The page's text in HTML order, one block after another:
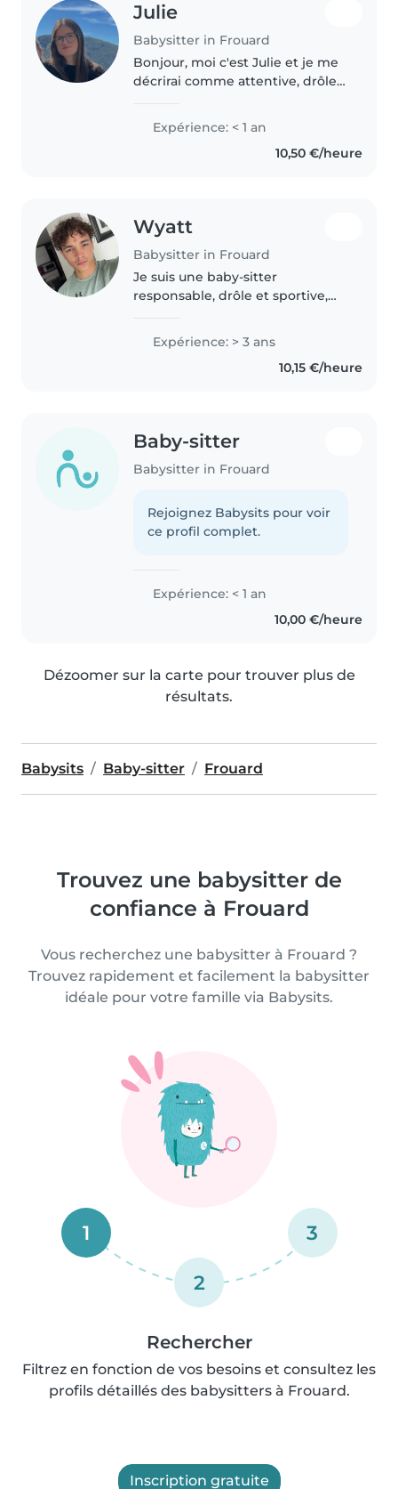
Julie
Babysitter in Frouard
Bonjour, moi c'est Julie et je me
décrirai comme attentive, drôle
nouvelles personnes et
découvrir de nouvelles choses.
Je n'ai jamais fait de baby
Expérience: < 1 an
10,50 €/heure
Wyatt
Babysitter in Frouard
Je suis une baby-sitter
responsable, drôle et sportive,
garde d'enfants, des tout-petits
aux adolescents. Je parle
couramment l'anglais, le français
Expérience: > 3 ans
10,15 €/heure
Baby-sitter
Babysitter in Frouard
Rejoignez Babysits pour voir
ce profil complet.
Expérience: < 1 an
10,00 €/heure
Dézoomer sur la carte pour trouver plus de
résultats.
Babysits Baby-sitter Frouard
Trouvez une babysitter de
confiance à Frouard
Vous recherchez une babysitter à Frouard ?
Trouvez rapidement et facilement la babysitter
idéale pour votre famille via Babysits.
1
2
3
Rechercher
Filtrez en fonction de vos besoins et consultez les
profils détaillés des babysitters à Frouard.
Inscription gratuite